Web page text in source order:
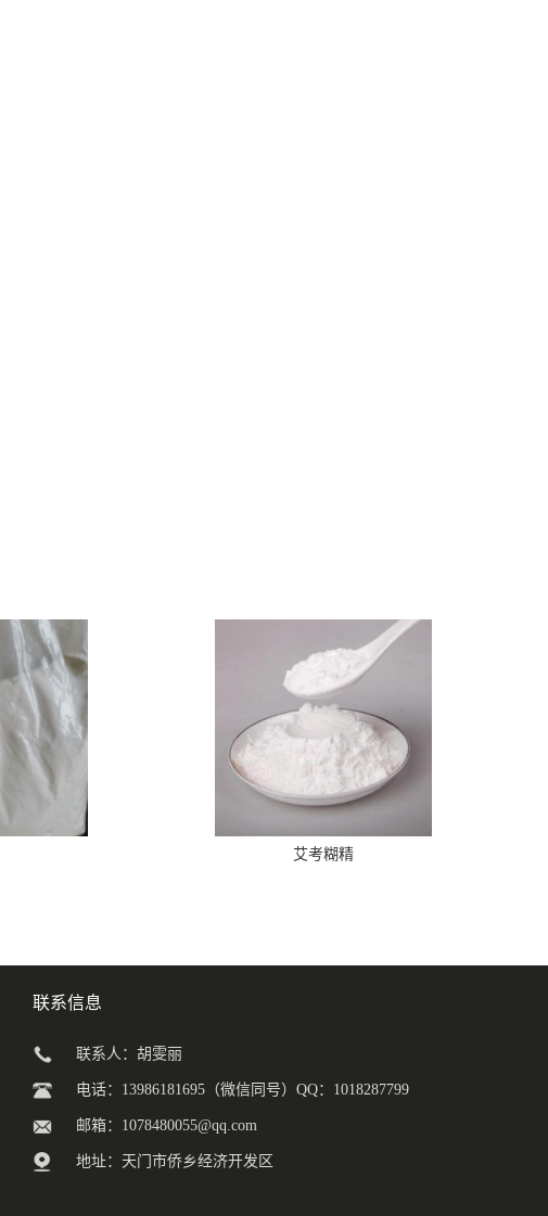
艾考糊精
联系信息
联系人：胡雯丽
电话：13986181695（微信同号）QQ：1018287799
邮箱： 1078480055@qq.com
地址：天门市侨乡经济开发区